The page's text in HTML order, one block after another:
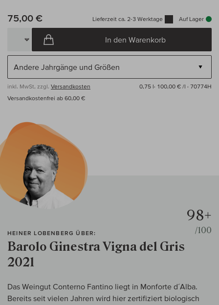
75,00 € Lieferzeit ca. 2-3 Werktage Auf Lager
In den Warenkorb
inkl. MwSt, zzgl. Versandkosten 0,75 l· 100,00 € /l · 70774H
Versandkostenfrei ab 60,00 €
HEINER LOBENBERG ÜBER:
Barolo Ginestra Vigna del Gris
2021
98+
/100
Das Weingut Conterno Fantino liegt in Monforte d´Alba.
Bereits seit vielen Jahren wird hier zertifiziert biologisch